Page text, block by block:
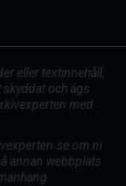
eller textinnehåll,
och ägs
med
om ni
annan webbplats